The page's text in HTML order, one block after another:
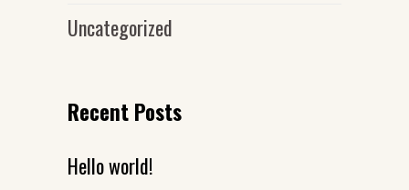
Uncategorized
Recent Posts
Hello world!